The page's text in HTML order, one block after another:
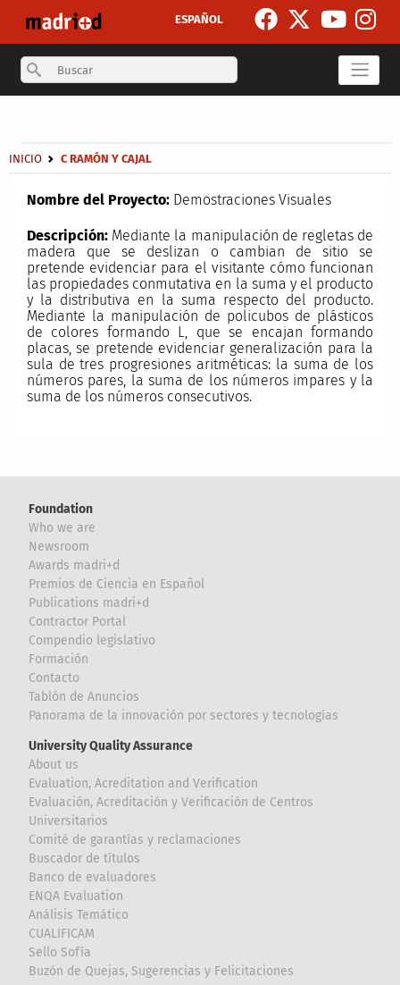
ESPAÑOL
Search
Breadcrumb
INICIO C RAMÓN Y CAJAL
Nombre del Proyecto:Demostraciones Visuales
Descripción:Mediante la manipulación de regletas de
madera que se deslizan o cambian de sitio se
pretende evidenciar para el visitante cómo funcionan
las propiedades conmutativa en la suma y el producto
y la distributiva en la suma respecto del producto.
Mediante la manipulación de policubos de plásticos
de colores formando L, que se encajan formando
placas, se pretende evidenciar generalización para la
sula de tres progresiones aritméticas: la suma de los
números pares, la suma de los números impares y la
suma de los números consecutivos.
Foundation
Who we are
Newsroom
Awards madri+d
Premios de Ciencia en Español
Publications madri+d
Contractor Portal
Compendio legislativo
Formación
Contacto
Tablón de Anuncios
Panorama de la innovación por sectores y tecnologías
University Quality Assurance
About us
Evaluation, Acreditation and Verification
Evaluación, Acreditación y Verificación de Centros
Universitarios
Comité de garantías y reclamaciones
Buscador de títulos
Banco de evaluadores
ENQA Evaluation
Análisis Temático
CUALIFICAM
Sello Sofía
Buzón de Quejas, Sugerencias y Felicitaciones